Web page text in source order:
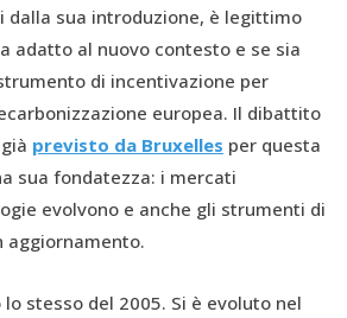
dalla sua introduzione, è legittimo
adatto al nuovo contesto e se sia
di incentivazione per
europea. Il dibattito
previsto da Bruxelles per questa
sua fondatezza: i mercati
evolvono e anche gli strumenti di
aggiornamento.
lo stesso del 2005. Si è evoluto nel